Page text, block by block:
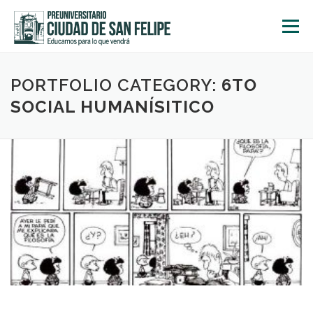
contenido
Menú
INICIO NOSOTROS ÁREA ACADÉMICA
PORTFOLIO CATEGORY: 6TO
SOCIAL HUMANÍSITICO